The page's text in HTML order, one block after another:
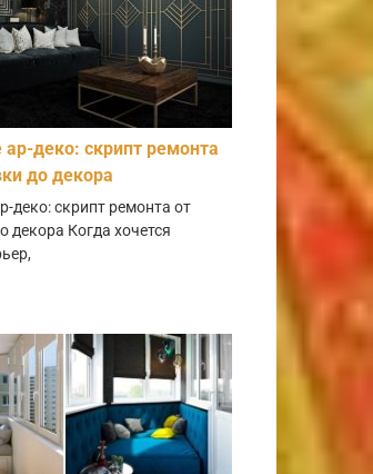
деко: скрипт ремонта
до декора
деко: скрипт ремонта от
декора Когда хочется